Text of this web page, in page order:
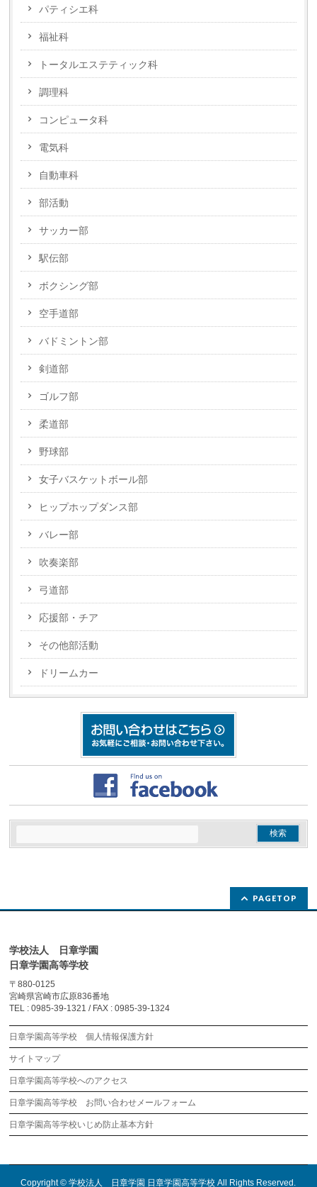
パティシエ科
福祉科
トータルエステティック科
調理科
コンピュータ科
電気科
自動車科
部活動
サッカー部
駅伝部
ボクシング部
空手道部
バドミントン部
剣道部
ゴルフ部
柔道部
野球部
女子バスケットボール部
ヒップホップダンス部
バレー部
吹奏楽部
弓道部
応援部・チア
その他部活動
ドリームカー
PAGETOP
学校法人 日章学園
日章学園高等学校
〒880-0125
宮崎県宮崎市広原836番地
TEL : 0985-39-1321 / FAX : 0985-39-1324
日章学園高等学校 個人情報保護方針
サイトマップ
日章学園高等学校へのアクセス
日章学園高等学校 お問い合わせメールフォーム
日章学園高等学校いじめ防止基本方針
Copyright ©学校法人 日章学園 日章学園高等学校 All Rights Reserved.